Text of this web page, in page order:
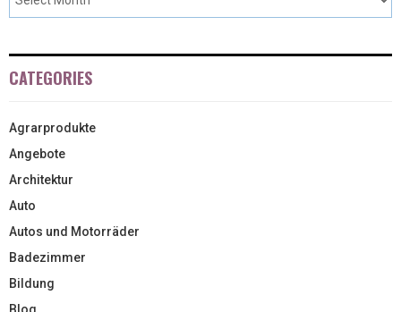
CATEGORIES
Agrarprodukte
Angebote
Architektur
Auto
Autos und Motorräder
Badezimmer
Bildung